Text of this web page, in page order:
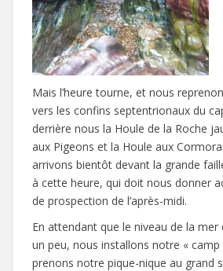
Mais l’heure tourne, et nous
vers les confins septentrionaux du
derrière nous la Houle de la Roche
aux Pigeons et la Houle aux
arrivons bientôt devant la grande
à cette heure, qui doit nous donner
de prospection de l’après-midi.
En attendant que le niveau de la mer
un peu, nous installons notre «
prenons notre pique-nique au grand